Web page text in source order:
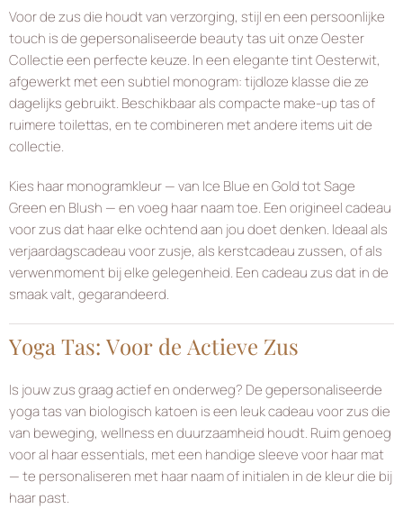
Voor de zus die houdt van verzorging, stijl en een persoonlijke
touch is de gepersonaliseerde beauty tas uit onze Oester
Collectie een perfecte keuze. In een elegante tint Oesterwit,
afgewerkt met een subtiel monogram: tijdloze klasse die ze
dagelijks gebruikt. Beschikbaar als compacte make-up tas of
ruimere toilettas, en te combineren met andere items uit de
collectie.
Kies haar monogramkleur — van Ice Blue en Gold tot Sage
Green en Blush — en voeg haar naam toe. Een origineel cadeau
voor zus dat haar elke ochtend aan jou doet denken. Ideaal als
verjaardagscadeau voor zusje, als kerstcadeau zussen, of als
verwenmoment bij elke gelegenheid. Een cadeau zus dat in de
smaak valt, gegarandeerd.
Yoga Tas: Voor de Actieve Zus
Is jouw zus graag actief en onderweg? De gepersonaliseerde
yoga tas van biologisch katoen is een leuk cadeau voor zus die
van beweging, wellness en duurzaamheid houdt. Ruim genoeg
voor al haar essentials, met een handige sleeve voor haar mat
— te personaliseren met haar naam of initialen in de kleur die bij
haar past.